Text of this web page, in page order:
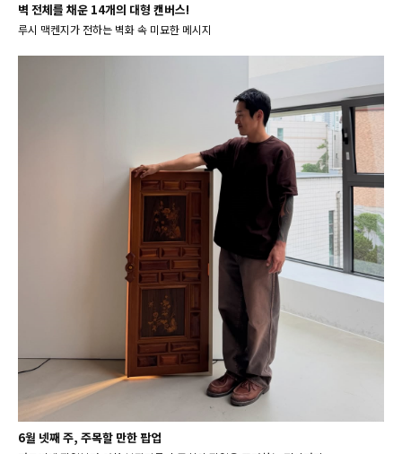
벽 전체를 채운 14개의 대형 캔버스!
루시 맥켄지가 전하는 벽화 속 미묘한 메시지
6월 넷째 주, 주목할 만한 팝업